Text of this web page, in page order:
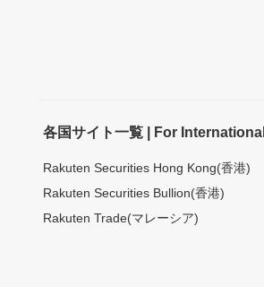
各国サイト一覧 | For International
Rakuten Securities Hong Kong(香港)
Rakuten Securities Bullion(香港)
Rakuten Trade(マレーシア)